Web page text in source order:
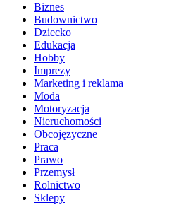
Biznes
Budownictwo
Dziecko
Edukacja
Hobby
Imprezy
Marketing i reklama
Moda
Motoryzacja
Nieruchomości
Obcojęzyczne
Praca
Prawo
Przemysł
Rolnictwo
Sklepy